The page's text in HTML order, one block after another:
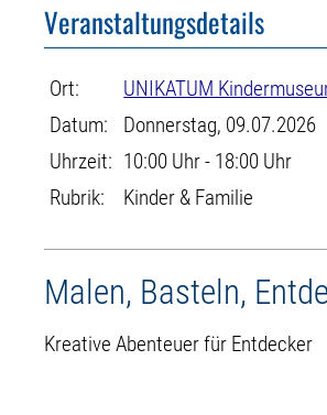
Veranstaltungsdetails
Ort:
UNIKATUM
Datum:
Donnerstag, 09.07.2026
Uhrzeit: 10:00 Uhr - 18:00 Uhr
Rubrik:
Kinder & Familie
Malen, Basteln,
Kreative Abenteuer für Entdecker